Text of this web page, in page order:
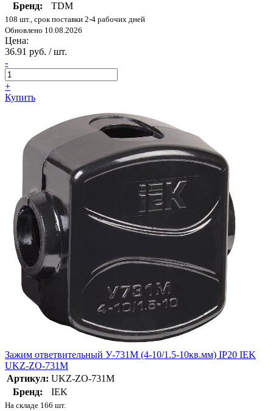
Бренд:
TDM
108 шт., срок поставки 2-4 рабочих дней
Обновлено 10.08.2026
Цена:
36.91 руб. / шт.
-
+
Купить
Зажим ответвительный У-731М (4-10/1.5-10кв.мм) IP20 IEK
UKZ-ZO-731M
Артикул: UKZ-ZO-731M
Бренд:
IEK
На складе 166 шт.